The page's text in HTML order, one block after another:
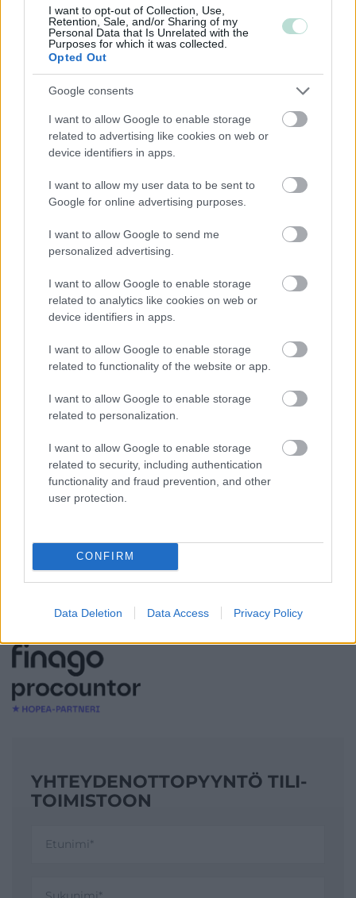
I want to opt-out of Collection, Use,
Retention, Sale, and/or Sharing of my
Personal Data that Is Unrelated with the
Purposes for which it was collected.
Opted Out
Google consents
I want to allow Google to enable storage
related to advertising like cookies on web or
device identifiers in apps.
I want to allow my user data to be sent to
Google for online advertising purposes.
I want to allow Google to send me
personalized advertising.
I want to allow Google to enable storage
related to analytics like cookies on web or
device identifiers in apps.
I want to allow Google to enable storage
related to functionality of the website or app.
I want to allow Google to enable storage
related to personalization.
I want to allow Google to enable storage
related to security, including authentication
functionality and fraud prevention, and other
user protection.
CONFIRM
Data Deletion Data Access Privacy Policy
Majoitus- ja ravitsemistoiminta
Palveluliiketoiminta
Rakentaminen
Teollisuus
ALV-laskelmat, ilmoitukset verottajalle ja
tilinpäätökset
Lakisääteinen kirjanpito
Liiketoiminnan kehittämispalvelut (esim.
verosuunnittelu)
Maksatuspalvelut
Myyntilaskuihin liittyvät palvelut
Ostolaskuihin liittyvät palvelut
Palkkahallinnon palvelut
Sisäinen laskenta
Talouskonsultointi (esim. tunnuslukujen
tulkitseminen, budjetointi ja ennusteet)
Yrityksen elinkaarenhallinta (esim. yrityksen
perustamispalvelut)
YHTEYSTIEDOT
YHTEYDENOTTO­PYYNTÖ TILI­
TOIMISTOON